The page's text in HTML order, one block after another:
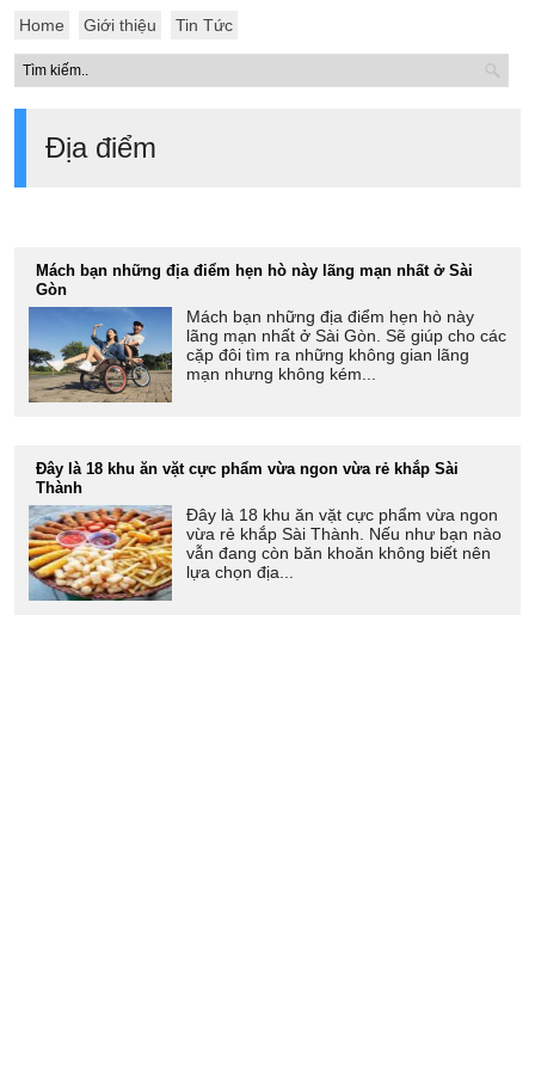
Home Giới thiệu Tin Tức
Địa điểm
Mách bạn những địa điểm hẹn hò này lãng mạn nhất ở Sài
Gòn
Mách bạn những địa điểm hẹn hò này
lãng mạn nhất ở Sài Gòn. Sẽ giúp cho các
cặp đôi tìm ra những không gian lãng
mạn nhưng không kém...
Đây là 18 khu ăn vặt cực phẩm vừa ngon vừa rẻ khắp Sài
Thành
Đây là 18 khu ăn vặt cực phẩm vừa ngon
vừa rẻ khắp Sài Thành. Nếu như bạn nào
vẫn đang còn băn khoăn không biết nên
lựa chọn địa...